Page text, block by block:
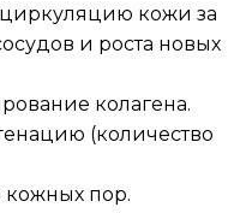
кожи за
и роста новых
колагена.
(количество
пор.